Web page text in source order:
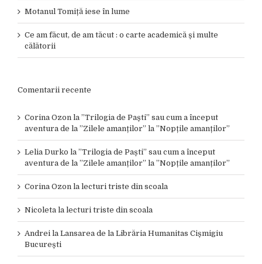
Motanul Tomiță iese în lume
Ce am făcut, de am tăcut : o carte academică și multe
călătorii
Comentarii recente
Corina Ozon la ”Trilogia de Paști” sau cum a început
aventura de la ”Zilele amanților” la ”Nopțile amanților”
Lelia Durko la ”Trilogia de Paști” sau cum a început
aventura de la ”Zilele amanților” la ”Nopțile amanților”
Corina Ozon la lecturi triste din scoala
Nicoleta la lecturi triste din scoala
Andrei la Lansarea de la Librăria Humanitas Cișmigiu
București